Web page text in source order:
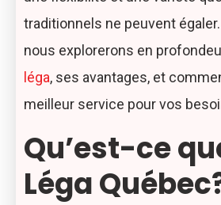
traditionnels ne peuvent
nous explorerons en
léga, ses avantages, et
meilleur service pour vos
Qu’est-ce
Léga